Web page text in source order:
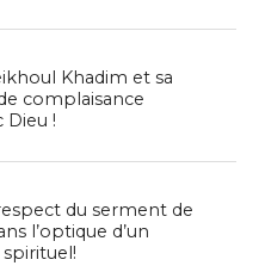
Khadim et sa
complaisance
Dieu !
du serment de
l’optique d’un